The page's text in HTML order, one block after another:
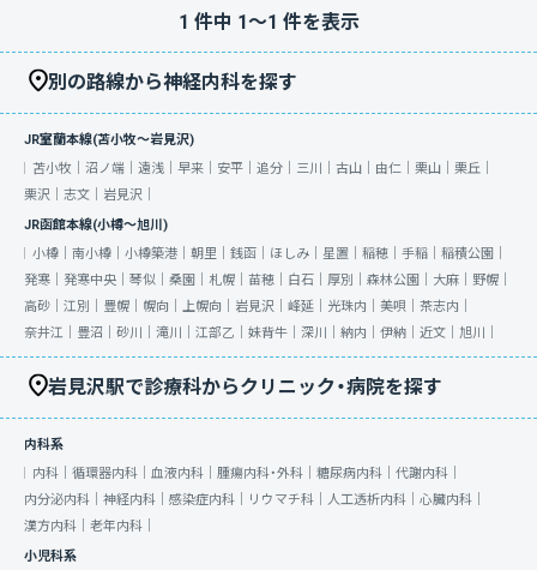
1 件中 1〜1 件を表示
別の路線から神経内科を探す
JR室蘭本線(苫小牧～岩見沢)
苫小牧｜ 沼ノ端｜ 遠浅｜ 早来｜ 安平｜ 追分｜ 三川｜ 古山｜ 由仁｜ 栗山｜ 栗丘｜
栗沢｜ 志文｜ 岩見沢｜
JR函館本線(小樽～旭川)
小樽｜ 南小樽｜ 小樽築港｜ 朝里｜ 銭函｜ ほしみ｜ 星置｜ 稲穂｜ 手稲｜ 稲積公園｜
発寒｜ 発寒中央｜ 琴似｜ 桑園｜ 札幌｜ 苗穂｜ 白石｜ 厚別｜ 森林公園｜ 大麻｜ 野幌｜
高砂｜ 江別｜ 豊幌｜ 幌向｜ 上幌向｜ 岩見沢｜ 峰延｜ 光珠内｜ 美唄｜ 茶志内｜
奈井江｜ 豊沼｜ 砂川｜ 滝川｜ 江部乙｜ 妹背牛｜ 深川｜ 納内｜ 伊納｜ 近文｜ 旭川｜
岩見沢駅で診療科からクリニック・病院を探す
内科系
内科｜ 循環器内科｜ 血液内科｜ 腫瘍内科・外科｜ 糖尿病内科｜ 代謝内科｜
内分泌内科｜ 神経内科｜ 感染症内科｜ リウマチ科｜ 人工透析内科｜ 心臓内科｜
漢方内科｜ 老年内科｜
小児科系